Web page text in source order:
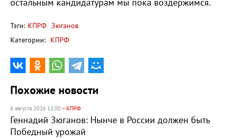
остальным кандидатурам мы пока воздержимся.
Тэги: КПРФ Зюганов
Категории: КПРФ
Похожие новости
6 августа 2026 12:00 – КПРФ
Геннадий Зюганов: Нынче в России должен быть
Победный урожай